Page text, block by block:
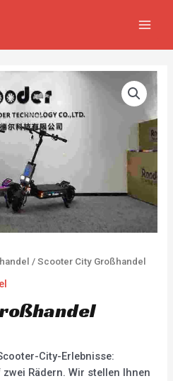
/ Scooter City Großhandel
City-Erlebnisse:
Rädern. Wir stellen Ihnen